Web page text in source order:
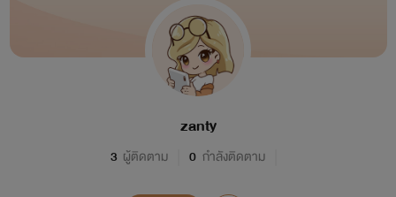
zanty
3 ผู้ติดตาม 0 กำลังติดตาม